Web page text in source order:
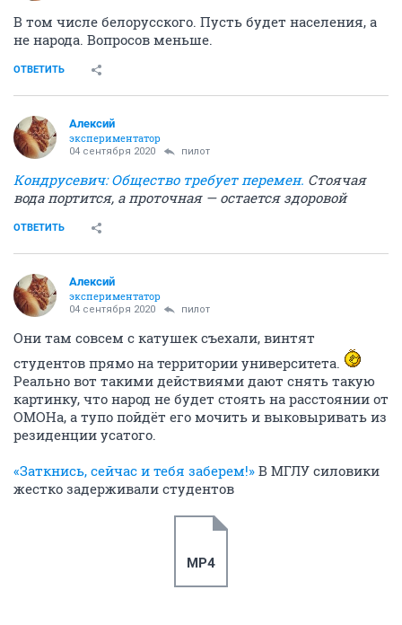
В том числе белорусского. Пусть будет населения, а
не народа. Вопросов меньше.
ОТВЕТИТЬ
Алексий
экспериментатор
04 сентября 2020 пилот
Кондрусевич: Общество требует перемен. Стоячая
вода портится, а проточная — остается здоровой
ОТВЕТИТЬ
Алексий
экспериментатор
04 сентября 2020 пилот
Они там совсем с катушек съехали, винтят
студентов прямо на территории университета.
Реально вот такими действиями дают снять такую
картинку, что народ не будет стоять на расстоянии от
ОМОНа, а тупо пойдёт его мочить и выковыривать из
резиденции усатого.
«Заткнись, сейчас и тебя заберем!» В МГЛУ силовики
жестко задерживали студентов
MP4